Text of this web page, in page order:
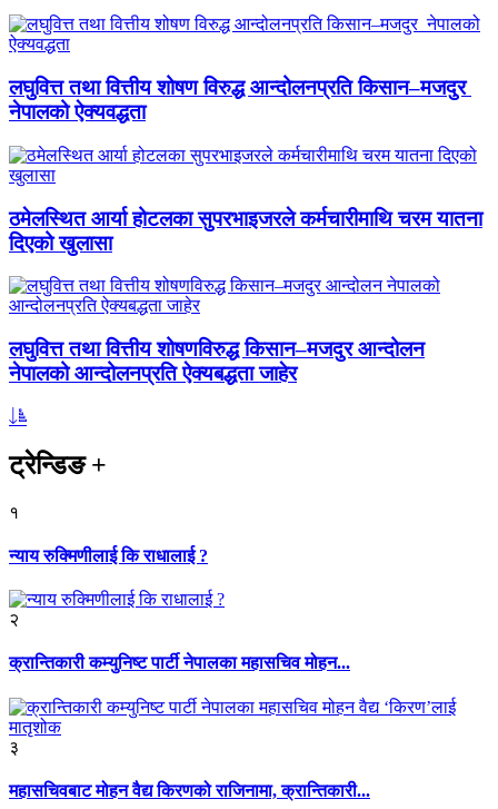
लघुवित्त तथा वित्तीय शोषण विरुद्ध आन्दोलनप्रति किसान–मजदुर
नेपालको ऐक्यवद्धता
ठमेलस्थित आर्या होटलका सुपरभाइजरले कर्मचारीमाथि चरम यातना
दिएको खुलासा
लघुवित्त तथा वित्तीय शोषणविरुद्ध किसान–मजदुर आन्दोलन
नेपालको आन्दोलनप्रति ऐक्यबद्धता जाहेर
ट्रेन्डिङ+
१
न्याय रुक्मिणीलाई कि राधालाई ?
२
क्रान्तिकारी कम्युनिष्ट पार्टी नेपालका महासचिव मोहन...
३
महासचिवबाट मोहन वैद्य किरणको राजिनामा, क्रान्तिकारी...